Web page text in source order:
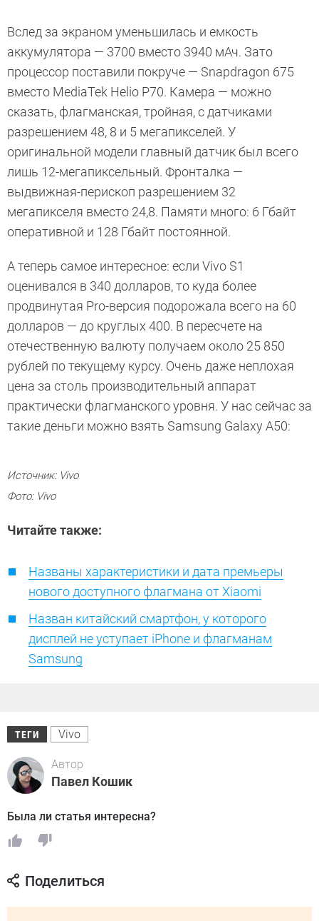
Вслед за экраном уменьшилась и емкость
аккумулятора — 3700 вместо 3940 мАч. Зато
процессор поставили покруче — Snapdragon 675
вместо MediaTek Helio P70. Камера — можно
сказать, флагманская, тройная, с датчиками
разрешением 48, 8 и 5 мегапикселей. У
оригинальной модели главный датчик был всего
лишь 12-мегапиксельный. Фронталка —
выдвижная-перископ разрешением 32
мегапикселя вместо 24,8. Памяти много: 6 Гбайт
оперативной и 128 Гбайт постоянной.
А теперь самое интересное: если Vivo S1
оценивался в 340 долларов, то куда более
продвинутая Pro-версия подорожала всего на 60
долларов — до круглых 400. В пересчете на
отечественную валюту получаем около 25 850
рублей по текущему курсу. Очень даже неплохая
цена за столь производительный аппарат
практически флагманского уровня. У нас сейчас за
такие деньги можно взять Samsung Galaxy A50:
Источник: Vivo
Фото: Vivo
Читайте также:
Названы характеристики и дата премьеры
нового доступного флагмана от Xiaomi
Назван китайский смартфон, у которого
дисплей не уступает iPhone и флагманам
Samsung
ТЕГИ Vivo
Автор
Павел Кошик
Была ли статья интересна?
Поделиться